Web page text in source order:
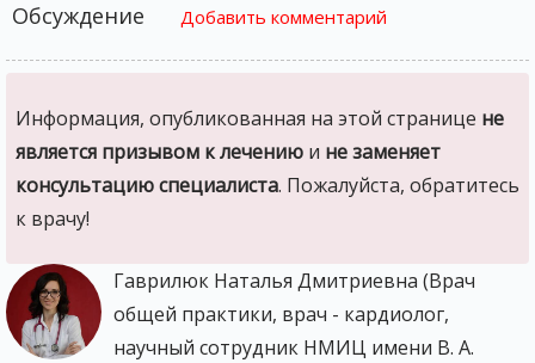
Обсуждение
Добавить комментарий
Информация, опубликованная на этой странице не
является призывом к лечению и не заменяет
консультацию специалиста. Пожалуйста, обратитесь
к врачу!
Гаврилюк Наталья Дмитриевна (Врач
общей практики, врач - кардиолог,
научный сотрудник НМИЦ имени В. А.